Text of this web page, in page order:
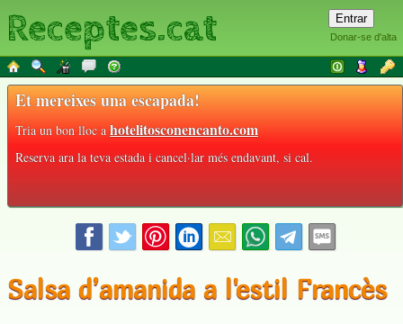
Donar-se d'alta
Receptes.cat
Et mereixes una escapada!
Tria un bon lloc ahotelitosconencanto.com
Reserva ara la teva estada i cancel·lar més endavant, si cal.
Salsa d’amanida a l'estil Francès